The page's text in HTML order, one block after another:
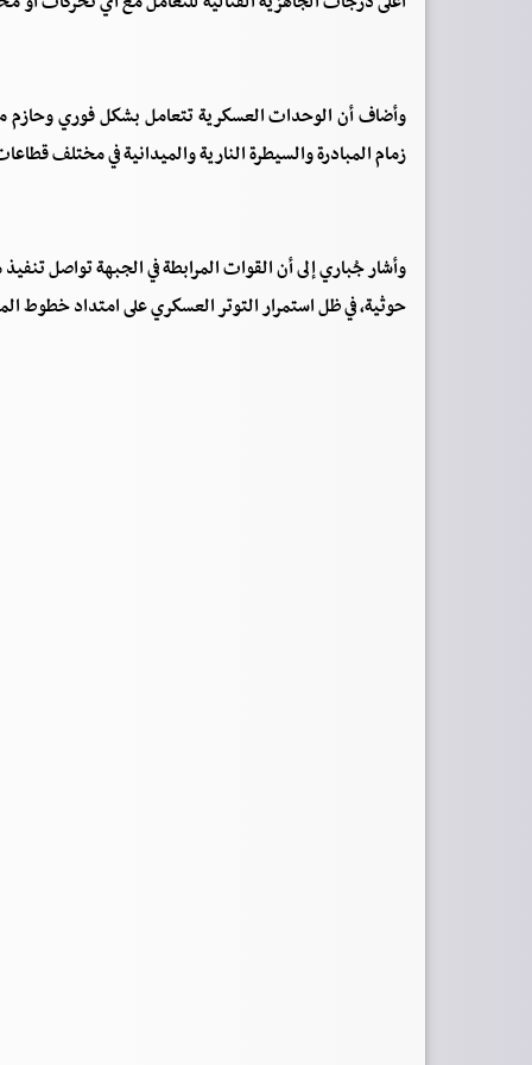
وأضاف أن الوحدات العسكرية تتعامل بشكل فوري
زمام المبادرة والسيطرة النارية والميدانية في مختلف
وأشار جُباري إلى أن القوات المرابطة في الجبهة تواصل
حوثية، في ظل استمرار التوتر العسكري على امتداد خطوط